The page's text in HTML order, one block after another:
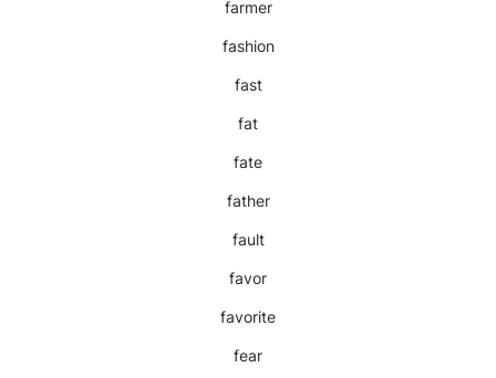
farmer
fashion
fast
fat
fate
father
fault
favor
favorite
fear